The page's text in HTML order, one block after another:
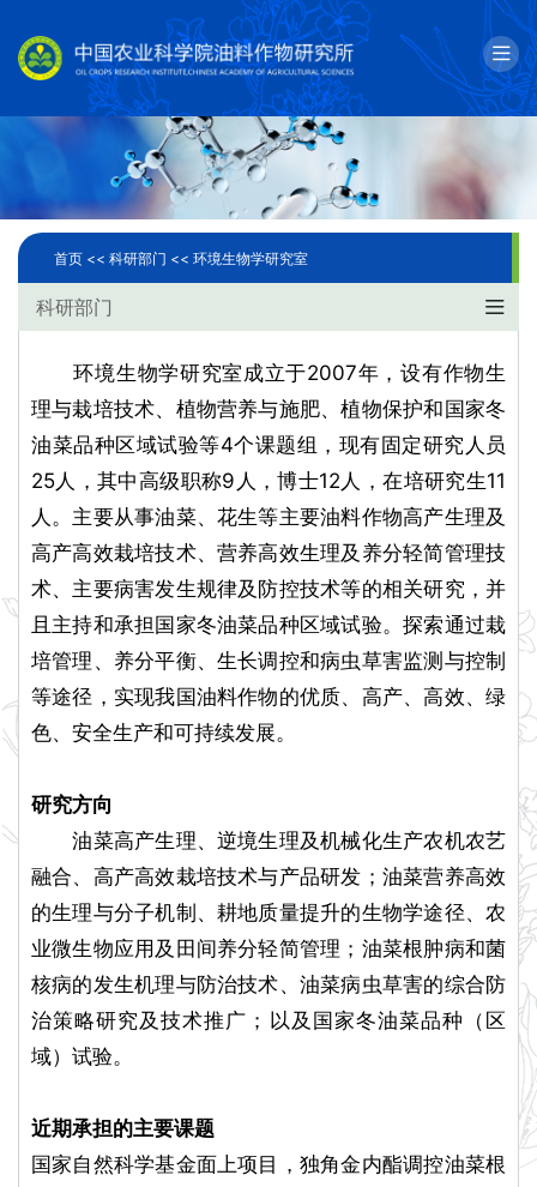
English 邮箱
科学研究
人才队伍
国际合作
研究生教育
党建文化
首页 << 科研部门 << 环境生物学研究室
科研部门
环境生物学研究室成立于2007年，设有作物生
理与栽培技术、植物营养与施肥、植物保护和国家冬
油菜品种区域试验等4个课题组，现有固定研究人员
25人，其中高级职称9人，博士12人，在培研究生11
人。主要从事油菜、花生等主要油料作物高产生理及
高产高效栽培技术、营养高效生理及养分轻简管理技
术、主要病害发生规律及防控技术等的相关研究，并
且主持和承担国家冬油菜品种区域试验。探索通过栽
培管理、养分平衡、生长调控和病虫草害监测与控制
等途径，实现我国油料作物的优质、高产、高效、绿
色、安全生产和可持续发展。
研究方向
油菜高产生理、逆境生理及机械化生产农机农艺
融合、高产高效栽培技术与产品研发；油菜营养高效
的生理与分子机制、耕地质量提升的生物学途径、农
业微生物应用及田间养分轻简管理；油菜根肿病和菌
核病的发生机理与防治技术、油菜病虫草害的综合防
治策略研究及技术推广；以及国家冬油菜品种（区
域）试验。
近期承担的主要课题
国家自然科学基金面上项目，独角金内酯调控油菜根